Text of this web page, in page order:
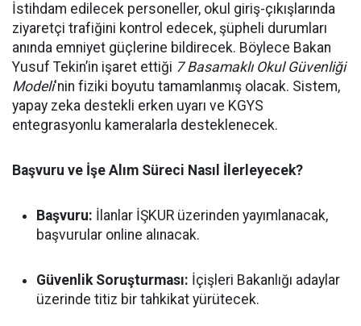
İstihdam edilecek personeller, okul giriş-çıkışlarında
ziyaretçi trafiğini kontrol edecek, şüpheli durumları
anında emniyet güçlerine bildirecek. Böylece Bakan
Yusuf Tekin’in işaret ettiği 7 Basamaklı Okul Güvenliği
Modeli'nin fiziki boyutu tamamlanmış olacak. Sistem,
yapay zeka destekli erken uyarı ve KGYS
entegrasyonlu kameralarla desteklenecek.
Başvuru ve İşe Alım Süreci Nasıl İlerleyecek?
Başvuru: İlanlar İŞKUR üzerinden yayımlanacak,
başvurular online alınacak.
Güvenlik Soruşturması: İçişleri Bakanlığı adaylar
üzerinde titiz bir tahkikat yürütecek.